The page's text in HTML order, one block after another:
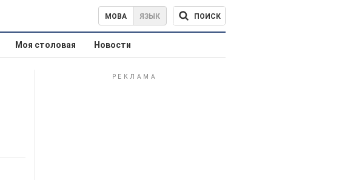
МОВА ЯЗЫК ПОИСК
Моя столовая Новости